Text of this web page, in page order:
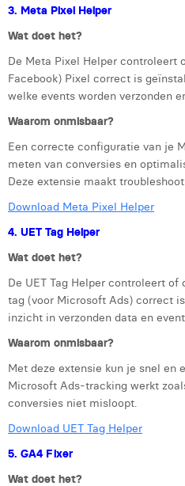
Margaux Marien
Margaux Snakkers
Mathias Segers
Matthias Langenaeker
Olivia Lohest
Sebastiaan Reeskamp
Sven Bosschem
Thomas Kurevic
Thomas Riis
William Rezette
3. Meta Pixel Helper
Wat doet het?
De Meta Pixel Helper controleert
Facebook) Pixel correct is
welke events worden verzonden
Waarom onmisbaar?
Een correcte configuratie van je
meten van conversies en
Deze extensie maakt
Download Meta Pixel Helper
4. UET Tag Helper
Wat doet het?
De UET Tag Helper controleert
tag (voor Microsoft Ads) correct
inzicht in verzonden data en
Waarom onmisbaar?
Met deze extensie kun je snel en
Microsoft Ads-tracking werkt
conversies niet misloopt.
Download UET Tag Helper
5. GA4 Fixer
Wat doet het?